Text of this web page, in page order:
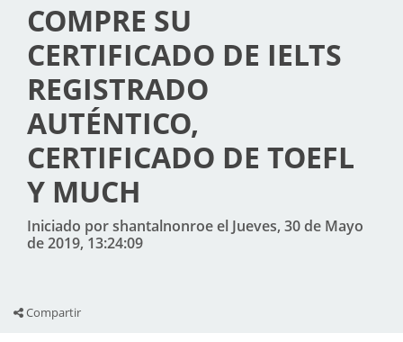
COMPRE SU
CERTIFICADO DE IELTS
REGISTRADO
AUTÉNTICO,
CERTIFICADO DE TOEFL
Y MUCH
Iniciado por shantalnonroe el Jueves, 30 de Mayo
de 2019, 13:24:09
Compartir